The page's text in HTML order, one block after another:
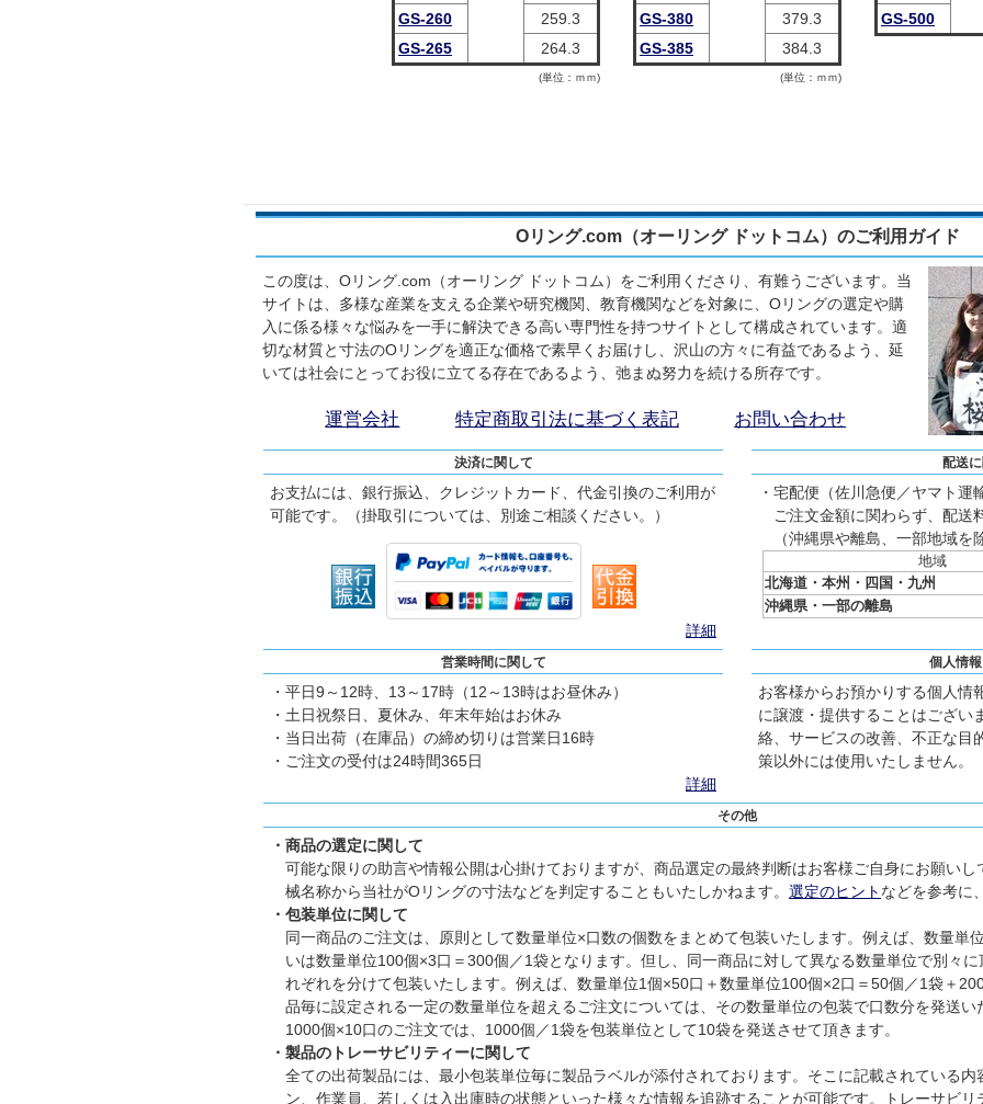
(単位：ｍｍ)
GS-260
259.3
GS-265
264.3
(単位：ｍｍ)
GS-380
379.3
GS-385
384.3
GS-500
Oリング.com（オーリング ドットコム）のご利用ガイド
この度は、Oリング.com（オーリング ドットコム）をご利用くださり、有難うございます。当
サイトは、多様な産業を支える企業や研究機関、教育機関などを対象に、Oリングの選定や購
入に係る様々な悩みを一手に解決できる高い専門性を持つサイトとして構成されています。適
切な材質と寸法のOリングを適正な価格で素早くお届けし、沢山の方々に有益であるよう、延
いては社会にとってお役に立てる存在であるよう、弛まぬ努力を続ける所存です。
運営会社 特定商取引法に基づく表記 お問い合わせ
決済に関して 配送
お支払には、銀行振込、クレジットカード、代金引換のご利用が
可能です。（掛取引については、別途ご相談ください。）
・宅配便（佐川急便／ヤマト運
ご注文金額に関わらず、配送
（沖縄県や離島、一部地域を
地域
北海道・本州・四国・九州
沖縄県・一部の離島
詳細
営業時間に関して 個人情
・平日9～12時、13～17時（12～13時はお昼休み）
・土日祝祭日、夏休み、年末年始はお休み
・当日出荷（在庫品）の締め切りは営業日16時
・ご注文の受付は24時間365日
お客様からお預かりする個人情
に譲渡・提供することはござい
絡、サービスの改善、不正な目
策以外には使用いたしません。
詳細
その他
・商品の選定に関して
可能な限りの助言や情報公開は心掛けておりますが、商品選定の最終判断はお客様ご自身にお願い
械名称から当社がOリングの寸法などを判定することもいたしかねます。 選定のヒント などを参考に
・包装単位に関して
同一商品のご注文は、原則として数量単位×口数の個数をまとめて包装いたします。例えば、数量単
いは数量単位100個×3口＝300個／1袋となります。但し、同一商品に対して異なる数量単位で別々
れぞれを分けて包装いたします。例えば、数量単位1個×50口＋数量単位100個×2口＝50個／1袋＋
品毎に設定される一定の数量単位を超えるご注文については、その数量単位の包装で口数分を発送
1000個×10口のご注文では、1000個／1袋を包装単位として10袋を発送させて頂きます。
・製品のトレーサビリティーに関して
全ての出荷製品には、最小包装単位毎に製品ラベルが添付されております。そこに記載されている
ン、作業員、若しくは入出庫時の状態といった様々な情報を追跡することが可能です。トレーサビ